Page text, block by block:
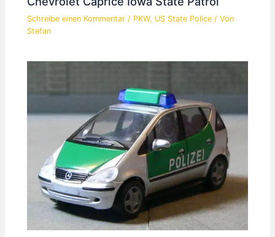
Schreibe einen Kommentar / PKW, US State Police / Von
Stefan